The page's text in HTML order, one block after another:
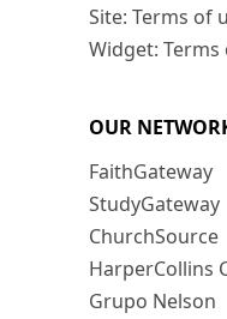
Site: Terms of
Widget: Terms
OUR
FaithGateway
StudyGateway
ChurchSource
HarperCollins
Grupo Nelson